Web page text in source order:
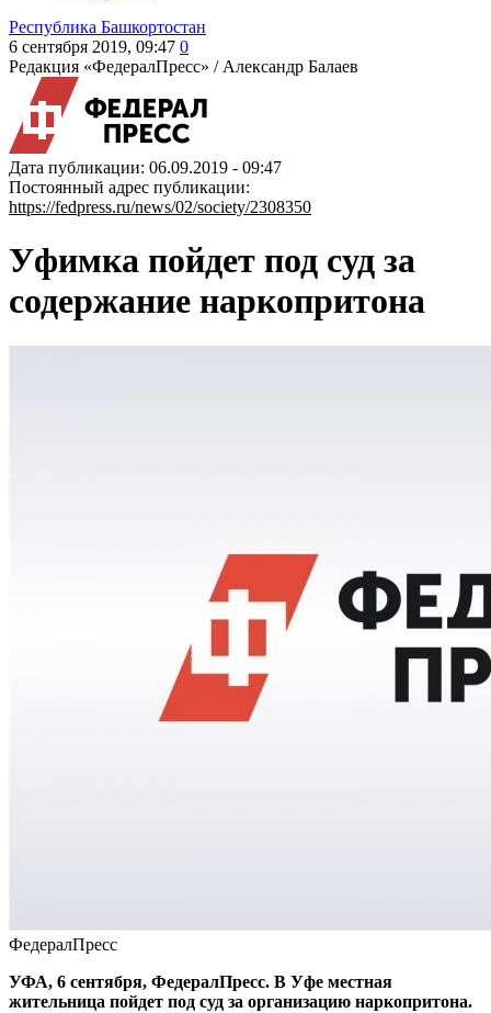
Республика Башкортостан
6 сентября 2019, 09:47 0
Редакция «ФедералПресс» / Александр Балаев
Дата публикации: 06.09.2019 - 09:47
Постоянный адрес публикации:
https://fedpress.ru/news/02/society/2308350
Уфимка пойдет под суд за
содержание наркопритона
ФедералПресс
УФА, 6 сентября, ФедералПресс. В Уфе местная
жительница пойдет под суд за организацию наркопритона.